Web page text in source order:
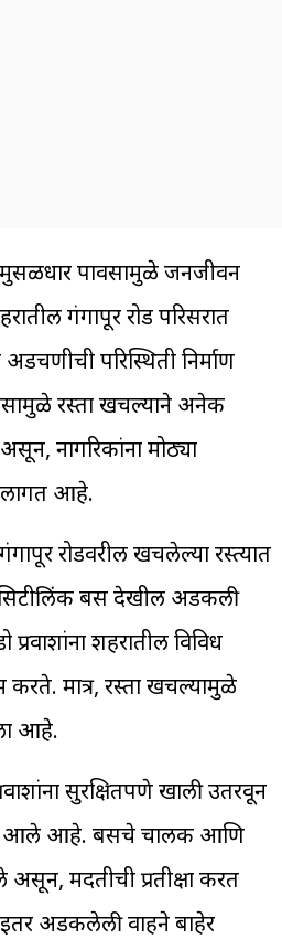
पावसामुळे जनजीवन
गंगापूर रोड परिसरात
परिस्थिती निर्माण
रस्ता खचल्याने अनेक
नागरिकांना मोठ्या
लागत आहे.
रोडवरील खचलेल्या रस्त्यात
बस देखील अडकली
शहरातील विविध
करते. मात्र, रस्ता खचल्यामुळे
आहे.
सुरक्षितपणे खाली उतरवून
आले आहे. बसचे चालक आणि
मदतीची प्रतीक्षा करत
अडकलेली वाहने बाहेर